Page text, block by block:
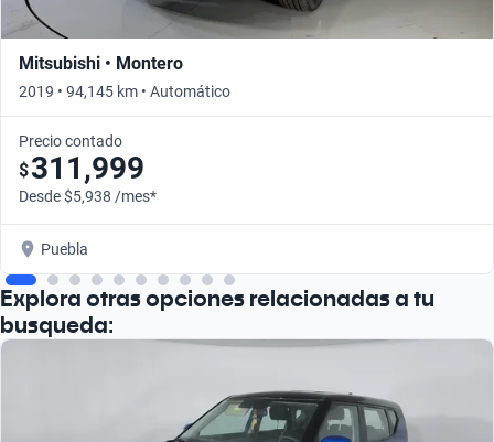
Mitsubishi • Montero
2019 • 94,145 km • Automático
Precio contado
$311,999
Desde $5,938 /mes*
Puebla
Explora otras opciones relacionadas a tu
busqueda: